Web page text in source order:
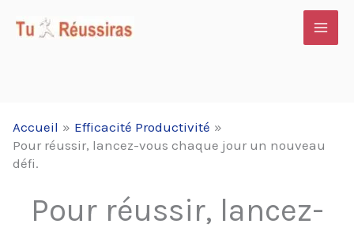
Accueil
Efficacité Productivité
Pour réussir, lancez-vous chaque jour un nouveau
défi.
Pour réussir, lancez-